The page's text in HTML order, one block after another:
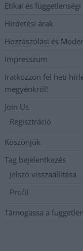
Etikai és
Hirdetési árak
Hozzászólási és
Impresszum
Iratkozzon fel heti
megyénkről!
Join Us
Regisztráció
Köszönjük
Tag bejelentkezés
Jelszó visszaállítása
Profil
Támogassa a